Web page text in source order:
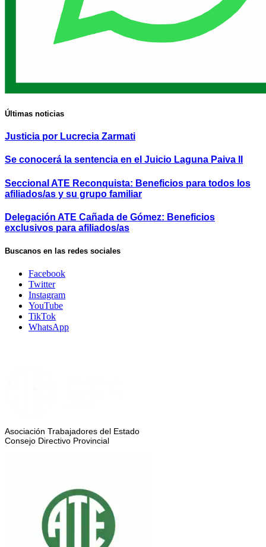
Últimas noticias
Justicia por Lucrecia Zarmati
Se conocerá la sentencia en el Juicio Laguna Paiva II
Seccional ATE Reconquista: Beneficios para todos los
afiliados/as y su grupo familiar
Delegación ATE Cañada de Gómez: Beneficios
exclusivos para afiliados/as
Buscanos en las redes sociales
Facebook
Twitter
Instagram
YouTube
TikTok
WhatsApp
Asociación Trabajadores del Estado
Consejo Directivo Provincial